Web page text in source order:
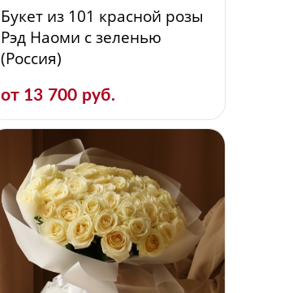
Букет из 101 красной розы
Рэд Наоми с зеленью
(Россия)
от 13 700 руб.